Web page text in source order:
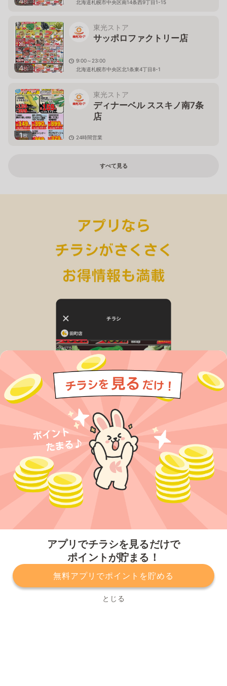
アプリでチラシを見るだけで
ポイントが貯まる！
無料アプリでポイントを貯める
とじる
枚
北海道札幌市中央区南14条西9丁目1-15
4枚
東光ストア
サッポロファクトリー店
9:00～23:00
北海道札幌市中央区北1条東4丁目8-1
1枚
東光ストア
ディナーベル ススキノ南7条
店
24時間営業
すべて見る
プライバシーポリシー 利用規約
運営会社
サービスに関してのお問い合わせ